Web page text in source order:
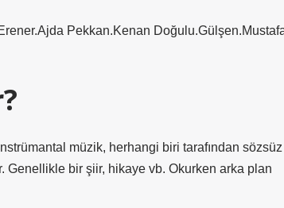
Pekkan.Kenan
müzik, herhangi biri tarafından sözsüz
bir şiir, hikaye vb. Okurken arka plan